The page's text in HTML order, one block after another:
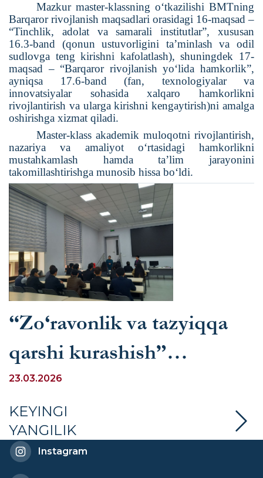
Mazkur master-klassning o‘tkazilishi BMTning
Barqaror rivojlanish maqsadlari orasidagi 16-maqsad –
“Tinchlik, adolat va samarali institutlar”, xususan
16.3-band (qonun ustuvorligini ta’minlash va odil
sudlovga teng kirishni kafolatlash), shuningdek 17-
maqsad – “Barqaror rivojlanish yo‘lida hamkorlik”,
ayniqsa 17.6-band (fan, texnologiyalar va
innovatsiyalar sohasida xalqaro hamkorlikni
rivojlantirish va ularga kirishni kengaytirish)ni amalga
oshirishga xizmat qiladi.
Master-klass akademik muloqotni rivojlantirish,
nazariya va amaliyot o‘rtasidagi hamkorlikni
mustahkamlash hamda ta’lim jarayonini
takomillashtirishga munosib hissa bo‘ldi.
“Zo‘ravonlik va tazyiqqa
qarshi kurashish”
mavzusida targ‘ibot tadbiri
tashkil etildi
23.03.2026
KEYINGI
YANGILIK
Instagram